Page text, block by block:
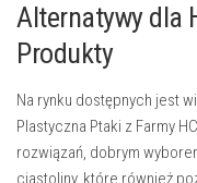
Alternatywy dla
Produkty
Na rynku dostępnych jest
Plastyczna Ptaki z Farmy
rozwiązań, dobrym
ciastoliny, które również